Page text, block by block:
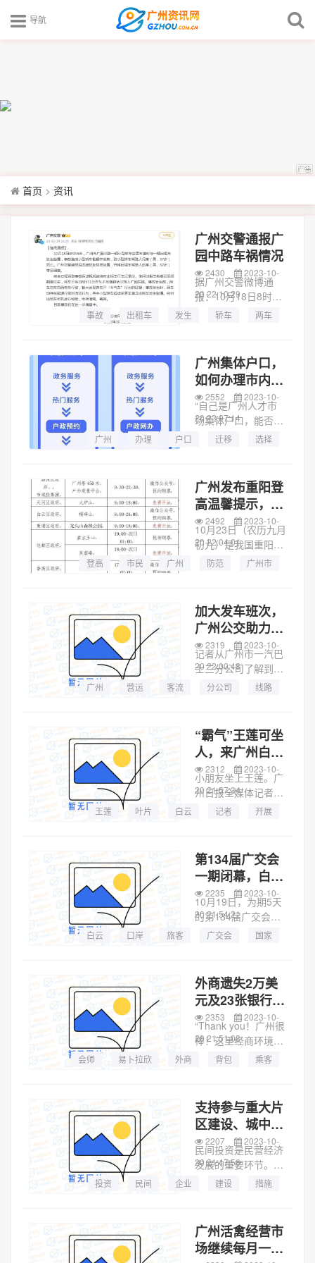
导航
首页 > 资讯
广州交警通报广
园中路车祸情况
据广州交警微博通
报：10月18日8时36
分，广州市广园中路
生碰撞，事故造成小
型轿车侧翻并自燃，
致小型轿车驾驶人冯
某（男，37...
2430
2023-10-
20 22:10:29
事故
出租车 发生 轿车 两车
广州集体户口，
如何办理市内迁
移业务？“指引”
来了
“自己是广州人才市
场集体户口，能否把
户口迁入配偶叔叔在
广州公安局长信箱收
到市民刘先生来信咨
询。广州公安户政部
门表示，按照...
2552
2023-10-
20 22:07:14
广州
办理 户口 迁移
选择
广州发布重阳登
高温馨提示，明
确12个登高点
10月23日（农历九月
初九）是我国重阳
节，今年重阳恰逢周
预计各景区将迎来客
流高峰。记者从广州
市林业和园林局了解
到，为保障群众...
2492
2023-10-
20 22:04:01
登高
市民 广州 防范
广州市
加大发车班次，
广州公交助力热
门登高景点
记者从广州市一汽巴
士三分公司了解到，
根据“重阳”客流特
增加途经各大公园、
登山景区、重阳祭扫
场所等客流密集地段
的5路、10路、...
2319
2023-10-
20 22:00:48
广州
营运 客流 分公司
线路
“霸气”王莲可坐
人，来广州白云
湖公园赏王莲
小朋友坐上王莲。广
州日报全媒体记者庄
小龙 通讯员石建华、
大玉盘浮在水面上，
可以承载一个成年人
的重量……最近，广
州白云湖公园...
2312
2023-10-
20 21:57:34
王莲
叶片 白云 记者 开展
第134届广交会
一期闭幕，白云
机场口岸出入境
客流持续走高
10月19日，为期5天
的第134届广交会一
期闭幕，广州白云国
机场T2航站楼，来自
全球的外籍参展客商
陆续步入边检执勤区
域，推着...
2235
2023-10-
20 21:54:21
白云
口岸 旅客 广交会 国家
外商遗失2万美
元及23张银行
卡，广州“的哥”
如数归还获点赞
“Thank you！广州很
棒！这里经商环境让
我们很放心，感谢中
日，两名广交会外商
在民警陪同下来到如
约出行集团白云公
司...
2353
2023-10-
20 21:51:08
会师
易卜拉欣 外商 背包 乘客
支持参与重大片
区建设、城中村
改造……广州出
台21条措施激活
民间投资
民间投资是民营经济
发展的重要环节。为
激发民间投资活力，
议通过了《广州市进
一步促进民间投资高
质量发展若干政策措
2207
2023-10-
20 21:47:56
投资
民间 企业 建设 措施
广州活禽经营市
场继续每月一休